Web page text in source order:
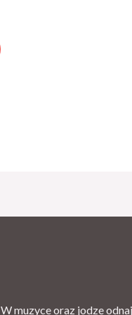
W muzyce oraz jodze